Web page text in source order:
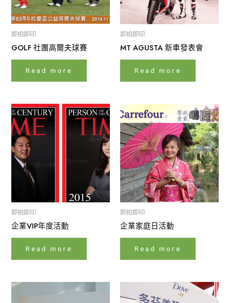
即拍即印
GOLF 社團高爾夫球賽
Read more
即拍即印
MT AGUSTA 新車發表會
Read more
即拍即印
企業VIP年度活動
Read more
即拍即印
企業家庭日活動
Read more